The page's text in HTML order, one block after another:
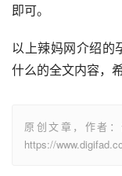
即可。
以上辣妈网介绍的
什么的全文内容，
原创文章，作者
https://